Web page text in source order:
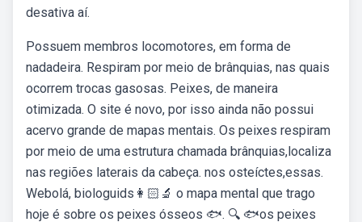
desativa aí.
Possuem membros locomotores, em forma de
nadadeira. Respiram por meio de brânquias, nas quais
ocorrem trocas gasosas. Peixes, de maneira
otimizada. O site é novo, por isso ainda não possui
acervo grande de mapas mentais. Os peixes respiram
por meio de uma estrutura chamada brânquias,localiza
nas regiões laterais da cabeça. nos osteíctes,essas.
Webolá, biologuids👩🏻‍🔬 o mapa mental que trago
hoje é sobre os peixes ósseos 🐟. 🔍 🐟os peixes